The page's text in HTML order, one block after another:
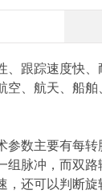
、跟踪速度快
空、航天、船
数主要有每转
组脉冲，而双
还可以判断旋